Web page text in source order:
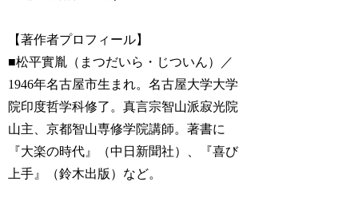
【著作者プロフィール】
■松平實胤（まつだいら・じついん）／
1946年名古屋市生まれ。名古屋大学大学
院印度哲学科修了。真言宗智山派寂光院
山主、京都智山専修学院講師。著書に
『大楽の時代』（中日新聞社）、『喜び
上手』（鈴木出版）など。